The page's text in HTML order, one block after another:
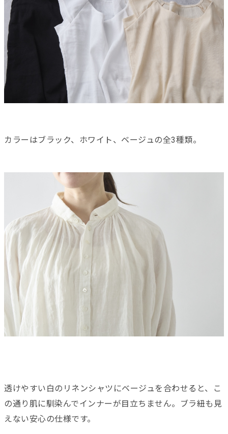
カラーはブラック、ホワイト、ベージュの全3種類。
透けやすい白のリネンシャツにベージュを合わせると、こ
の通り肌に馴染んでインナーが目立ちません。ブラ紐も見
えない安心の仕様です。